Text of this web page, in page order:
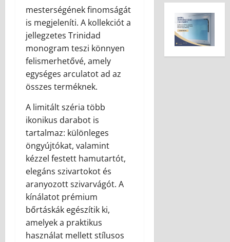
mesterségének finomságát
is megjeleníti. A kollekciót a
jellegzetes Trinidad
monogram teszi könnyen
felismerhetővé, amely
egységes arculatot ad az
összes terméknek.
A limitált széria több
ikonikus darabot is
tartalmaz: különleges
öngyújtókat, valamint
kézzel festett hamutartót,
elegáns szivartokot és
aranyozott szivarvágót. A
kínálatot prémium
bőrtáskák egészítik ki,
amelyek a praktikus
használat mellett stílusos